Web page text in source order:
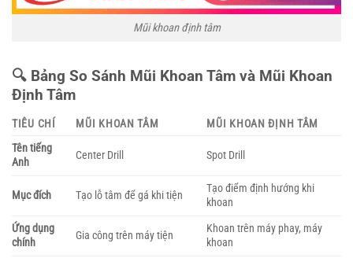
Mũi khoan định tâm
🔍 Bảng So Sánh Mũi Khoan Tâm và Mũi Khoan
Định Tâm
TIÊU CHÍ MŨI KHOAN TÂM
MŨI KHOAN ĐỊNH TÂM
Tên tiếng
Anh
Center Drill Spot Drill
Mục đích Tạo lỗ tâm để gá khi tiện
Tạo điểm định hướng khi
khoan
Ứng dụng
chính
Gia công trên máy tiện
Khoan trên máy phay, máy
khoan